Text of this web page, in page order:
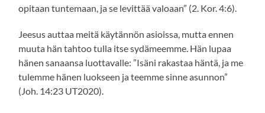
opitaan tuntemaan, ja se levittää valoaan” (2. Kor. 4:6).
Jeesus auttaa meitä käytännön asioissa, mutta ennen
muuta hän tahtoo tulla itse sydämeemme. Hän lupaa
hänen sanaansa luottavalle: ”Isäni rakastaa häntä, ja me
tulemme hänen luokseen ja teemme sinne asunnon”
(Joh. 14:23 UT2020).